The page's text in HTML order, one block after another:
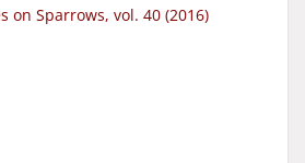
on Sparrows, vol. 40 (2016)